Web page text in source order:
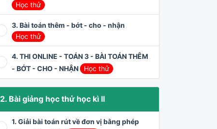
Học thử
3. Bài toán thêm - bớt - cho - nhận
Học thử
4. THI ONLINE - TOÁN 3 - BÀI TOÁN THÊM
- BỚT - CHO - NHẬN
Học thử
2. Bài giảng học thử học kì II
1. Giải bài toán rút về đơn vị bằng phép